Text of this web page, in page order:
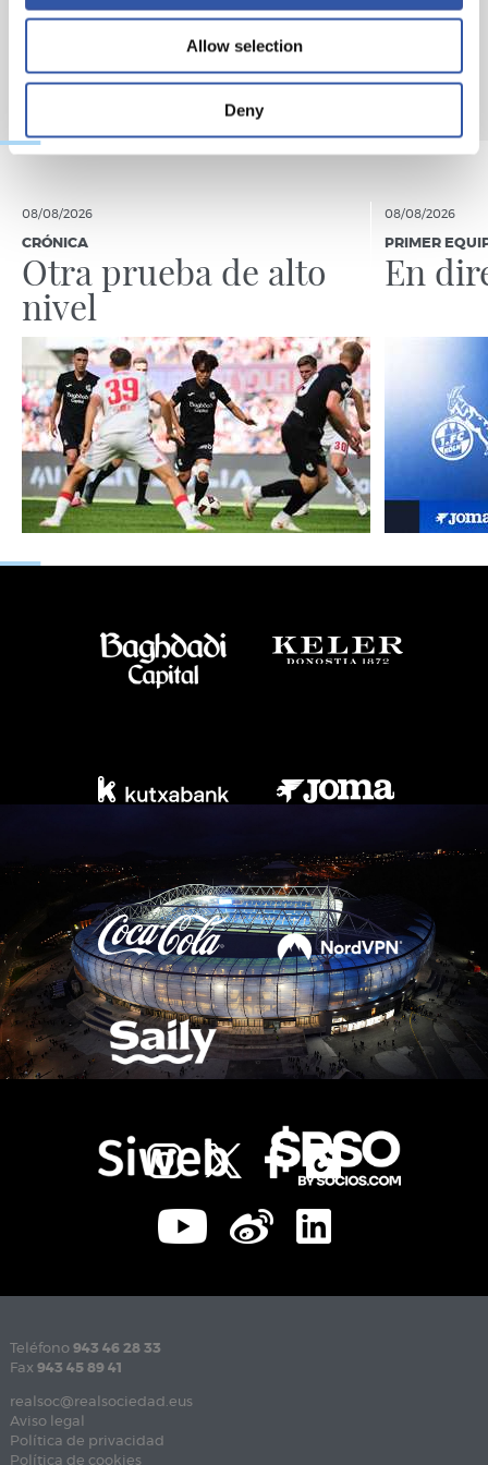
Allow selection
Deny
08/08/2026
CRÓNICA
Otra prueba de alto
nivel
08/08/2026
PRIMER
En
Teléfono 943 46 28 33
Fax 943 45 89 41
realsoc@realsociedad.eus
Aviso legal
Política de privacidad
Política de cookies